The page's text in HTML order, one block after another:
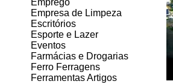
Emprego
Empresa de Limpeza
Escritórios
Esporte e Lazer
Eventos
Farmácias e Drogarias
Ferro Ferragens
Ferramentas Artigos